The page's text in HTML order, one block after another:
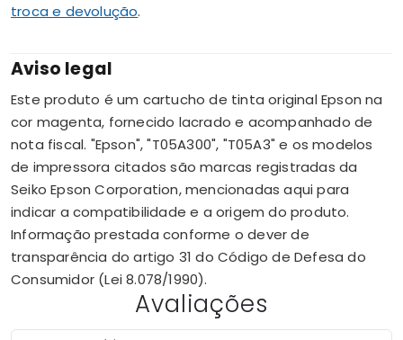
troca e devolução.
Aviso legal
Este produto é um cartucho de tinta original Epson na
cor magenta, fornecido lacrado e acompanhado de
nota fiscal. "Epson", "T05A300", "T05A3" e os modelos
de impressora citados são marcas registradas da
Seiko Epson Corporation, mencionadas aqui para
indicar a compatibilidade e a origem do produto.
Informação prestada conforme o dever de
transparência do artigo 31 do Código de Defesa do
Consumidor (Lei 8.078/1990).
Avaliações